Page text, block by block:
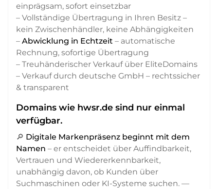
einprägsam, sofort einsetzbar
– Vollständige Übertragung in Ihren Besitz –
kein Zwischenhändler, keine Abhängigkeiten
– Abwicklung in Echtzeit – automatische
Rechnung, sofortige Übertragung
– Treuhänderischer Verkauf über EliteDomains
– Verkauf durch deutsche GmbH – rechtssicher
& transparent
Domains wie hwsr.de sind nur einmal
verfügbar.
🔎 Digitale Markenpräsenz beginnt mit dem
Namen – er entscheidet über Auffindbarkeit,
Vertrauen und Wiedererkennbarkeit,
unabhängig davon, ob Kunden über
Suchmaschinen oder KI-Systeme suchen. —